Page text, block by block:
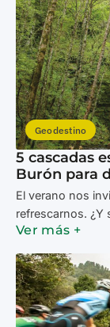
Geodestino
5 cascadas
Burón para
El verano nos
refrescarnos. ¿Y
Ver más +